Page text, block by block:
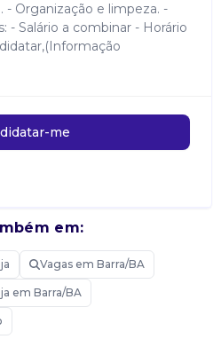
Organização e limpeza. -
- Salário a combinar - Horário
me
em:
Vagas em Barra/BA
em Barra/BA